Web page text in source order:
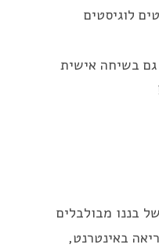
לוגיסטים
בשיחה אישית
בננו מבולבלים
באינטרנט,